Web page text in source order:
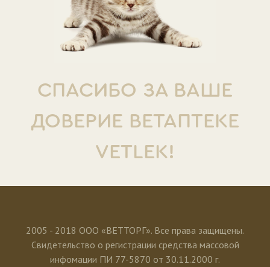
СПАСИБО ЗА ВАШЕ
ДОВЕРИЕ ВЕТАПТЕКЕ
VETLEK!
2005 - 2018 ООО «ВЕТТОРГ». Все права защищены.
Свидетельство о регистрации средства массовой
инфомации ПИ 77-5870 от 30.11.2000 г.